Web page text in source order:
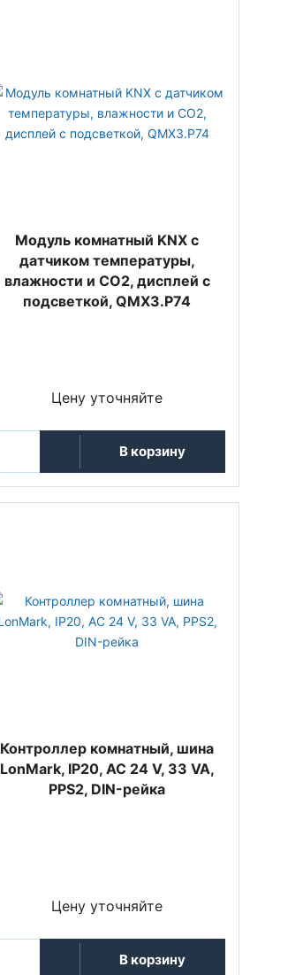
Модуль комнатный KNX с
датчиком температуры,
влажности и CO2, дисплей с
подсветкой, QMX3.P74
Цену уточняйте
В корзину
Контроллер комнатный, шина
LonMark, IP20, AC 24 V, 33 VA,
PPS2, DIN-рейка
Цену уточняйте
В корзину